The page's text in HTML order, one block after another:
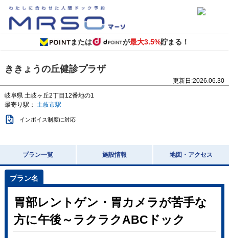
または が最大3.5%貯まる！
ききょうの丘健診プラザ
更新日:2026.06.30
岐阜県 土岐ヶ丘2丁目12番地の1
最寄り駅： 土岐市駅
インボイス制度に対応
プラン一覧 施設情報 地図・アクセス
胃部レントゲン・胃カメラが苦手な
方に午後～ラクラクABCドック